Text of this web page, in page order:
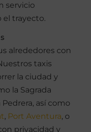
servicio
trayecto.
alrededores con
taxis
la ciudad y
la Sagrada
Pedrera, así como
, Port Aventura, o
privacidad y